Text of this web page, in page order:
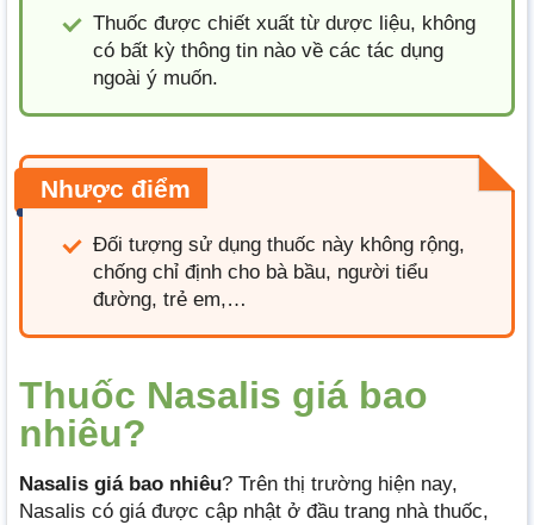
Thuốc được chiết xuất từ dược liệu, không
có bất kỳ thông tin nào về các tác dụng
ngoài ý muốn.
Nhược điểm
Đối tượng sử dụng thuốc này không rộng,
chống chỉ định cho bà bầu, người tiểu
đường, trẻ em,…
Thuốc Nasalis giá bao
nhiêu?
Nasalis giá bao nhiêu? Trên thị trường hiện nay,
Nasalis có giá được cập nhật ở đầu trang nhà thuốc,